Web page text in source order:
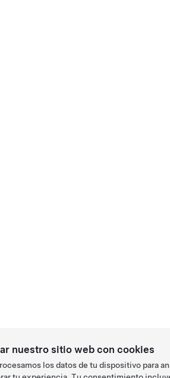
nuestro sitio web con cookies
los datos de tu dispositivo para